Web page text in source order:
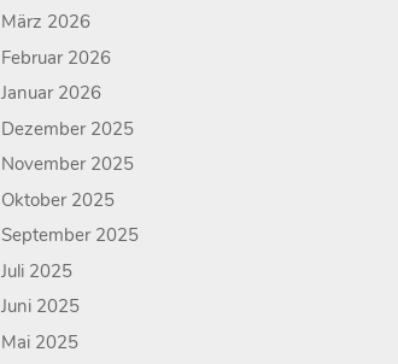
März 2026
Februar 2026
Januar 2026
Dezember 2025
November 2025
Oktober 2025
September 2025
Juli 2025
Juni 2025
Mai 2025